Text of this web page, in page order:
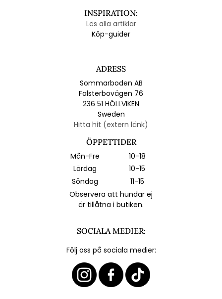
INSPIRATION:
Läs alla artiklar
Köp-guider
ADRESS
Sommarboden AB
Falsterbovägen 76
236 51 HÖLLVIKEN
Sweden
Hitta hit (extern länk)
ÖPPETTIDER
Mån-Fre
10-18
Lördag
10-15
Söndag
11-15
Observera att hundar ej
är tillåtna i butiken.
SOCIALA MEDIER:
Följ oss på sociala medier: